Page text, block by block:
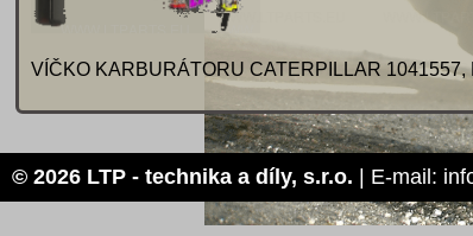
VÍČKO KARBURÁTORU CATERPILLAR
© 2026 LTP - technika a díly, s.r.o. | E-mail: